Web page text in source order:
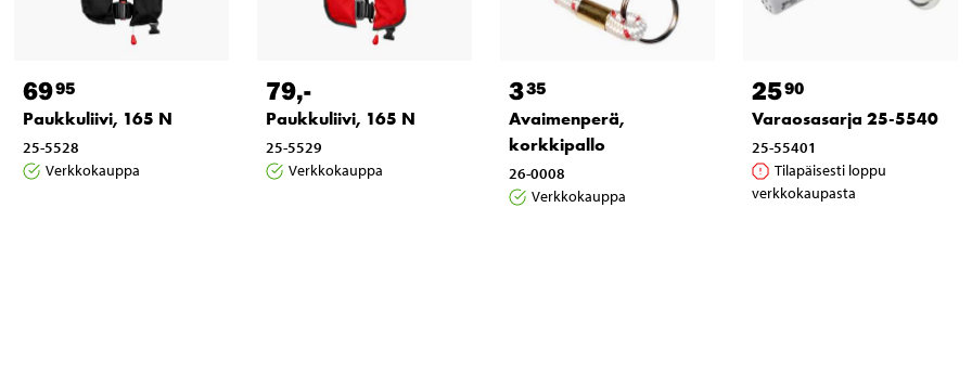
6995
Paukkuliivi, 165 N
25-5528
Verkkokauppa
79,-
Paukkuliivi, 165 N
25-5529
Verkkokauppa
335
Avaimenperä,
korkkipallo
26-0008
Verkkokauppa
2590
Varaosasarja 25-5540
25-55401
Tilapäisesti loppu
verkkokaupasta